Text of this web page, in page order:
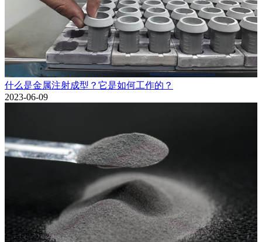
什么是金属注射成型？它是如何工作的？
2023-06-09